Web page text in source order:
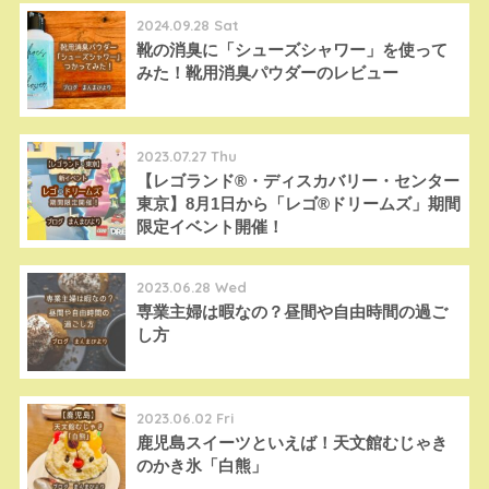
2024.09.28 Sat
靴の消臭に「シューズシャワー」を使って
みた！靴用消臭パウダーのレビュー
2023.07.27 Thu
【レゴランド®︎・ディスカバリー・センター
東京】8月1日から「レゴ®︎ドリームズ」期間
限定イベント開催！
2023.06.28 Wed
専業主婦は暇なの？昼間や自由時間の過ご
し方
2023.06.02 Fri
鹿児島スイーツといえば！天文館むじゃき
のかき氷「白熊」